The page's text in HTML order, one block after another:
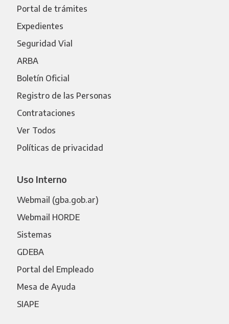
Portal de trámites
Expedientes
Seguridad Vial
ARBA
Boletín Oficial
Registro de las Personas
Contrataciones
Ver Todos
Políticas de privacidad
Uso Interno
Webmail (gba.gob.ar)
Webmail HORDE
Sistemas
GDEBA
Portal del Empleado
Mesa de Ayuda
SIAPE